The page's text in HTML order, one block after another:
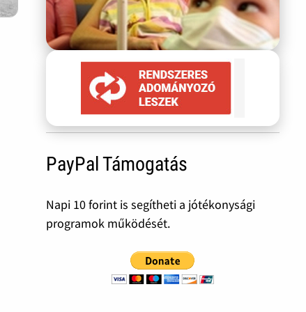
PayPal Támogatás
Napi 10 forint is segítheti a jótékonysági
programok működését.